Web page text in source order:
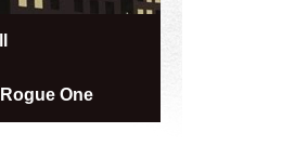
Rogue One